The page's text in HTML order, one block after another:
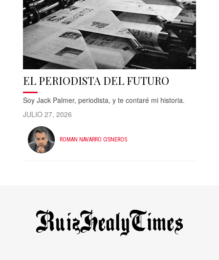
EL PERIODISTA DEL FUTURO
Soy Jack Palmer, periodista, y te contaré mi historia.
JULIO 27, 2026
ROMAN NAVARRO CISNEROS